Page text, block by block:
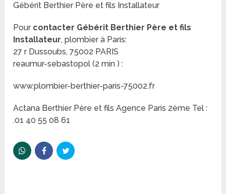
Gébérit Berthier Père et fils Installateur
Pour contacter Gébérit Berthier Père et fils
Installateur, plombier à Paris:
27 r Dussoubs, 75002 PARIS
reaumur-sebastopol (2 min ) :
www.plombier-berthier-paris-75002.fr
Actana Berthier Père et fils Agence Paris 2ème Tel :
.01 40 55 08 61